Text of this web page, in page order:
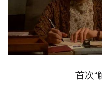
首次“